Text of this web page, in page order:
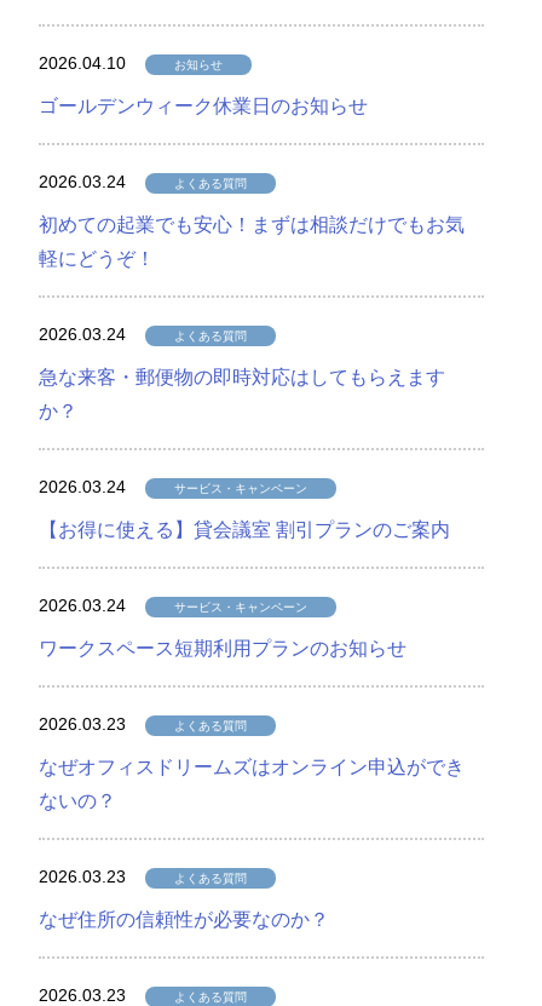
2026.04.10 お知らせ
ゴールデンウィーク休業日のお知らせ
2026.03.24 よくある質問
初めての起業でも安心！まずは相談だけでもお気
軽にどうぞ！
2026.03.24 よくある質問
急な来客・郵便物の即時対応はしてもらえます
か？
2026.03.24 サービス・キャンペーン
【お得に使える】貸会議室 割引プランのご案内
2026.03.24 サービス・キャンペーン
ワークスペース短期利用プランのお知らせ
2026.03.23 よくある質問
なぜオフィスドリームズはオンライン申込ができ
ないの？
2026.03.23 よくある質問
なぜ住所の信頼性が必要なのか？
2026.03.23 よくある質問